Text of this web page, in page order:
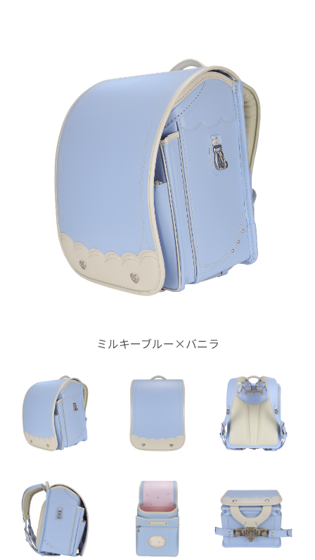
ミルキーブルー×バニラ